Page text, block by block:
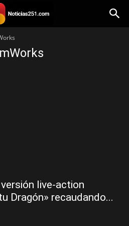
live-action
Dragón» recaudando...